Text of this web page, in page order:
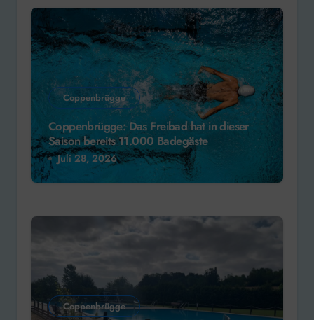
Coppenbrügge
Coppenbrügge: Das Freibad hat in dieser
Saison bereits 11.000 Badegäste
Juli 28, 2026
Coppenbrügge